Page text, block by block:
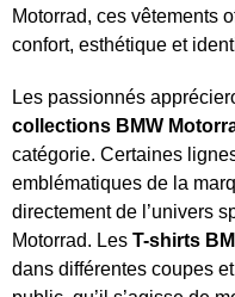
Motorrad, ces vêtements
confort, esthétique et
Les passionnés
collections BMW
catégorie. Certaines
emblématiques de la
directement de l’univers
Motorrad. Les T-shirts
dans différentes coupes